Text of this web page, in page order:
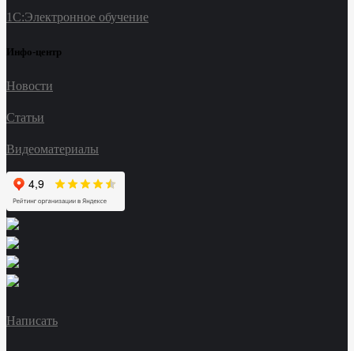
1С:Электронное обучение
Инфо-центр
Новости
Статьи
Видеоматериалы
Написать